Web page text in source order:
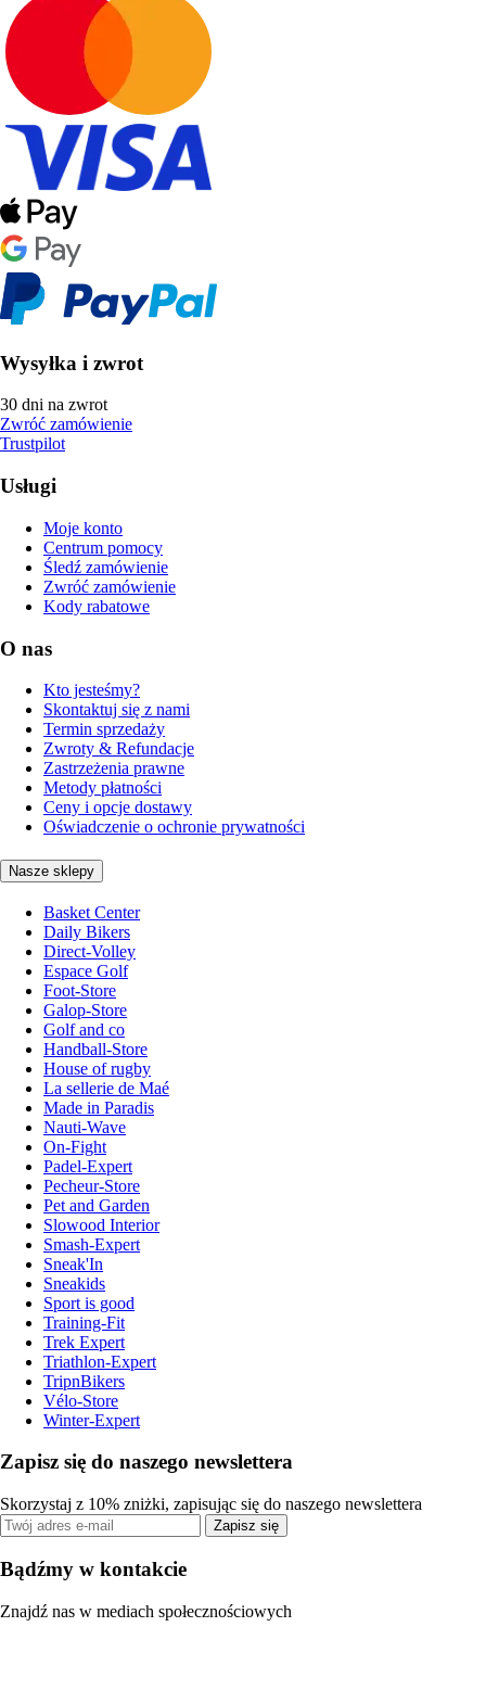
Wysyłka i zwrot
30 dni na zwrot
Zwróć zamówienie
Trustpilot
Usługi
Moje konto
Centrum pomocy
Śledź zamówienie
Zwróć zamówienie
Kody rabatowe
O nas
Kto jesteśmy?
Skontaktuj się z nami
Termin sprzedaży
Zwroty & Refundacje
Zastrzeżenia prawne
Metody płatności
Ceny i opcje dostawy
Oświadczenie o ochronie prywatności
Nasze sklepy
Basket Center
Daily Bikers
Direct-Volley
Espace Golf
Foot-Store
Galop-Store
Golf and co
Handball-Store
House of rugby
La sellerie de Maé
Made in Paradis
Nauti-Wave
On-Fight
Padel-Expert
Pecheur-Store
Pet and Garden
Slowood Interior
Smash-Expert
Sneak'In
Sneakids
Sport is good
Training-Fit
Trek Expert
Triathlon-Expert
TripnBikers
Vélo-Store
Winter-Expert
Zapisz się do naszego newslettera
Skorzystaj z 10% zniżki, zapisując się do naszego newslettera
Zapisz się
Bądźmy w kontakcie
Znajdź nas w mediach społecznościowych